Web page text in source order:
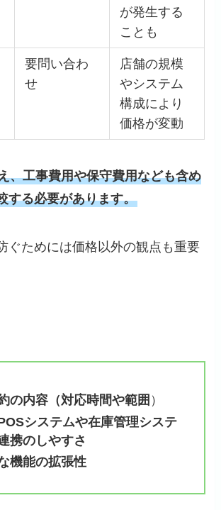
が発生する
ことも
要問い合わ
せ
店舗の規模
やシステム
構成により
価格が変動
、工事費用や保守費用なども含め
する必要があります。
ぐためには価格以外の観点も重要
の内容（対応時間や範囲 ）
システムや在庫管理システ
携のしやすさ
機能の拡張性